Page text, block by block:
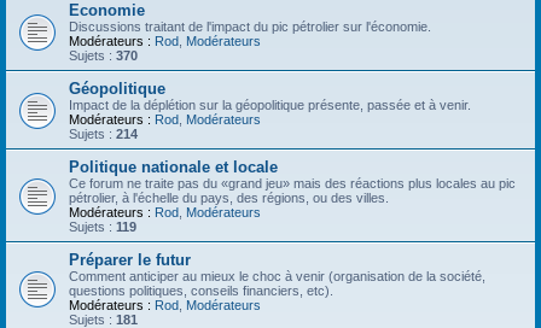
Economie
Discussions traitant de l'impact du pic pétrolier sur l'économie.
Modérateurs : Rod Modérateurs
Sujets : 370
Géopolitique
Impact de la déplétion sur la géopolitique présente, passée et à venir.
Modérateurs : Rod Modérateurs
Sujets : 214
Politique nationale et locale
Ce forum ne traite pas du «grand jeu» mais des réactions plus locales au pic
pétrolier, à l'échelle du pays, des régions, ou des villes.
Modérateurs : Rod Modérateurs
Sujets : 119
Préparer le futur
Comment anticiper au mieux le choc à venir (organisation de la société,
questions politiques, conseils financiers, etc).
Modérateurs : Rod Modérateurs
Sujets : 181